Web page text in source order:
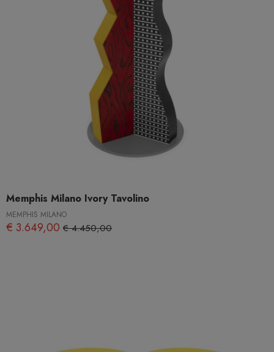
Memphis Milano Ivory Tavolino
MEMPHIS MILANO
€ 3.649,00 € 4.450,00